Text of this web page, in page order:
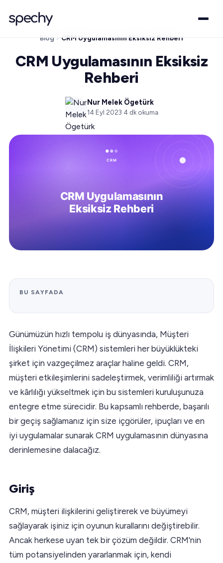
Blog CRM Uygulamasının Eksiksiz Rehberi
CRM Uygulamasının Eksiksiz
Rehberi
Nur Melek Ögetürk
14 Eyl 2023·4 dk okuma
BU SAYFADA
Günümüzün hızlı tempolu iş dünyasında, Müşteri
İlişkileri Yönetimi (CRM) sistemleri her büyüklükteki
şirket için vazgeçilmez araçlar haline geldi. CRM,
müşteri etkileşimlerini sadeleştirmek, verimliliği artırmak
ve kârlılığı yükseltmek için bu sistemleri kuruluşunuza
entegre etme sürecidir. Bu kapsamlı rehberde, başarılı
bir geçiş sağlamanız için size içgörüler, ipuçları ve en
iyi uygulamalar sunarak CRM uygulamasının dünyasına
derinlemesine dalacağız.
Giriş
CRM, müşteri ilişkilerini geliştirerek ve büyümeyi
sağlayarak işiniz için oyunun kurallarını değiştirebilir.
Ancak herkese uyan tek bir çözüm değildir. CRM'nin
tüm potansiyelinden yararlanmak için, kendi